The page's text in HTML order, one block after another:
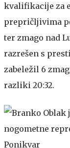
kvalifikacije za
prepričljivima
ter zmago nad
razrešen s
zabeležil 6
razliki 20:32.